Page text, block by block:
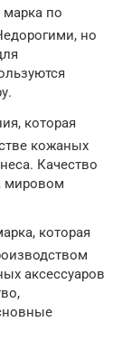
марка по
но
которая
кожаных
Качество
мировом
которая
аксессуаров